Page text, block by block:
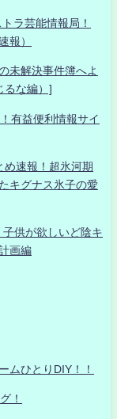
ラ芸能情報局！
報）
未解決事件簿へよ
るな編）]
有益便利情報サイ
め速報！超氷河期
キグナス氷子の愛
供が欲しいど陰キ
画編
ムひとりDIY！！
！